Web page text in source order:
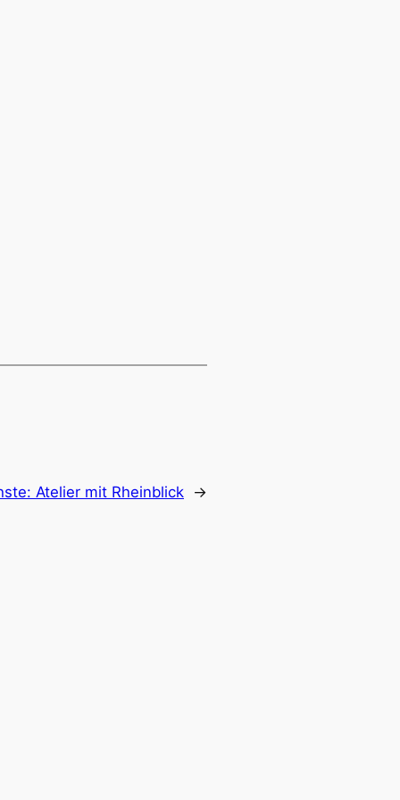
Atelier mit Rheinblick →